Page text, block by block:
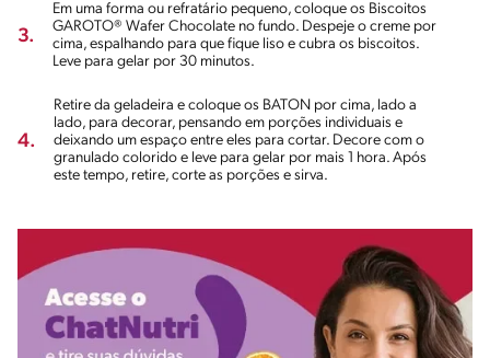
3.
Em uma forma ou refratário pequeno, coloque os Biscoitos
GAROTO® Wafer Chocolate no fundo. Despeje o creme por
cima, espalhando para que fique liso e cubra os biscoitos.
Leve para gelar por 30 minutos.
4.
Retire da geladeira e coloque os BATON por cima, lado a
lado, para decorar, pensando em porções individuais e
deixando um espaço entre eles para cortar. Decore com o
granulado colorido e leve para gelar por mais 1 hora. Após
este tempo, retire, corte as porções e sirva.